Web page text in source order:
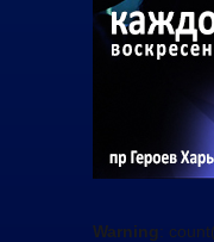
Warning: